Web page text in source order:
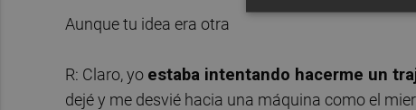
Aunque tu idea era otra
R: Claro, yo estaba intentando hacerme un
dejé y me desvié hacia una máquina como el